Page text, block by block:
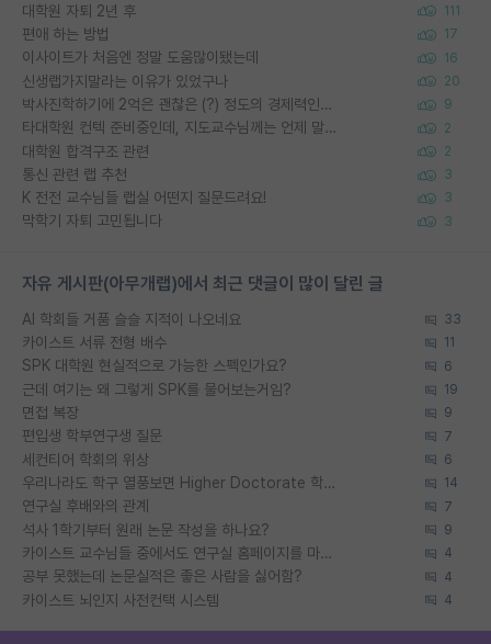
대학원 자퇴 2년 후 111
편애 하는 방법 17
이사이트가 처음엔 정말 도움많이됐는데 16
신생랩가지말라는 이유가 있었구나 20
박사진학하기에 2억은 괜찮은 (?) 정도의 경제력인가요 9
타대학원 컨텍 준비중인데, 지도교수님께는 언제 말씀드려야 할까요? 2
대학원 합격구조 관련 2
통신 관련 랩 추천 3
K 전전 교수님들 랩실 어떤지 질문드려요! 3
막학기 자퇴 고민됩니다 3
자유 게시판(아무개랩)에서 최근 댓글이 많이 달린 글
AI 학회들 거품 슬슬 지적이 나오네요 33
카이스트 서류 전형 배수 11
SPK 대학원 현실적으로 가능한 스펙인가요? 6
근데 여기는 왜 그렇게 SPK를 물어보는거임? 19
면접 복장 9
편입생 학부연구생 질문 7
세컨티어 학회의 위상 6
우리나라도 학구 열풍보면 Higher Doctorate 학위가 필요하다고 봅니다. 14
연구실 후배와의 관계 7
석사 1학기부터 원래 논문 작성을 하나요? 9
카이스트 교수님들 중에서도 연구실 홈페이지를 마련 안 하신 분들이 계시던데 4
공부 못했는데 논문실적은 좋은 사람을 싫어함? 4
카이스트 뇌인지 사전컨택 시스템 4